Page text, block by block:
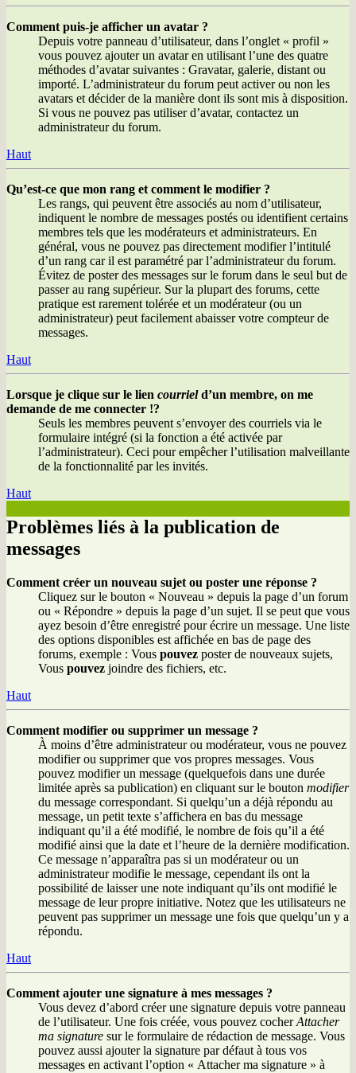
Comment puis-je afficher un avatar ?
Depuis votre panneau d’utilisateur, dans l’onglet « profil »
vous pouvez ajouter un avatar en utilisant l’une des quatre
méthodes d’avatar suivantes : Gravatar, galerie, distant ou
importé. L’administrateur du forum peut activer ou non les
avatars et décider de la manière dont ils sont mis à disposition.
Si vous ne pouvez pas utiliser d’avatar, contactez un
administrateur du forum.
Haut
Qu’est-ce que mon rang et comment le modifier ?
Les rangs, qui peuvent être associés au nom d’utilisateur,
indiquent le nombre de messages postés ou identifient certains
membres tels que les modérateurs et administrateurs. En
général, vous ne pouvez pas directement modifier l’intitulé
d’un rang car il est paramétré par l’administrateur du forum.
Évitez de poster des messages sur le forum dans le seul but de
passer au rang supérieur. Sur la plupart des forums, cette
pratique est rarement tolérée et un modérateur (ou un
administrateur) peut facilement abaisser votre compteur de
messages.
Haut
Lorsque je clique sur le lien courrield’un membre, on me
demande de me connecter !?
Seuls les membres peuvent s’envoyer des courriels via le
formulaire intégré (si la fonction a été activée par
l’administrateur). Ceci pour empêcher l’utilisation malveillante
de la fonctionnalité par les invités.
Haut
Problèmes liés à la publication de
messages
Comment créer un nouveau sujet ou poster une réponse ?
Cliquez sur le bouton « Nouveau » depuis la page d’un forum
ou « Répondre » depuis la page d’un sujet. Il se peut que vous
ayez besoin d’être enregistré pour écrire un message. Une liste
des options disponibles est affichée en bas de page des
forums, exemple : Vous pouvez poster de nouveaux sujets,
Vous pouvez joindre des fichiers, etc.
Haut
Comment modifier ou supprimer un message ?
À moins d’être administrateur ou modérateur, vous ne pouvez
modifier ou supprimer que vos propres messages. Vous
pouvez modifier un message (quelquefois dans une durée
limitée après sa publication) en cliquant sur le bouton modifier
du message correspondant. Si quelqu’un a déjà répondu au
message, un petit texte s’affichera en bas du message
indiquant qu’il a été modifié, le nombre de fois qu’il a été
modifié ainsi que la date et l’heure de la dernière modification.
Ce message n’apparaîtra pas si un modérateur ou un
administrateur modifie le message, cependant ils ont la
possibilité de laisser une note indiquant qu’ils ont modifié le
message de leur propre initiative. Notez que les utilisateurs ne
peuvent pas supprimer un message une fois que quelqu’un y a
répondu.
Haut
Comment ajouter une signature à mes messages ?
Vous devez d’abord créer une signature depuis votre panneau
de l’utilisateur. Une fois créée, vous pouvez cocherAttacher
ma signature sur le formulaire de rédaction de message. Vous
pouvez aussi ajouter la signature par défaut à tous vos
messages en activant l’option « Attacher ma signature » à